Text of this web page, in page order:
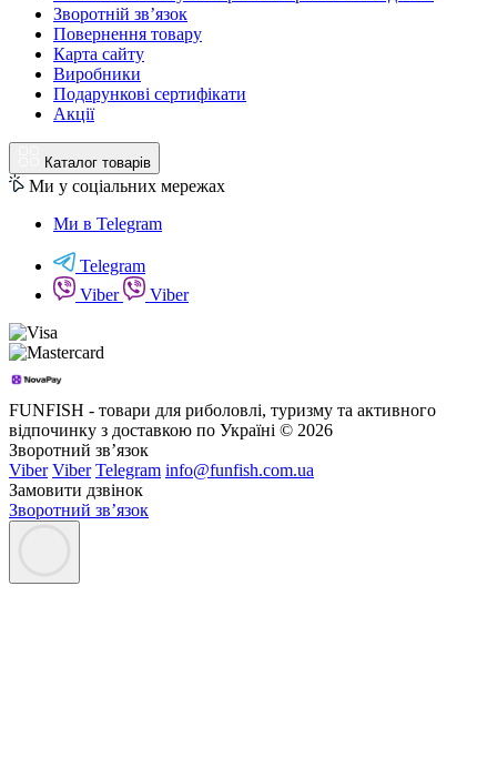
Зворотній зв’язок
Повернення товару
Карта сайту
Виробники
Подарункові сертифікати
Акції
Каталог товарів
Ми у соціальних мережах
Ми в Telegram
Telegram
Viber
Viber
FUNFISH - товари для риболовлі, туризму та активного
відпочинку з доставкою по Україні © 2026
Зворотний зв’язок
Viber Viber Telegram info@funfish.com.ua
Замовити дзвінок
Зворотний зв’язок